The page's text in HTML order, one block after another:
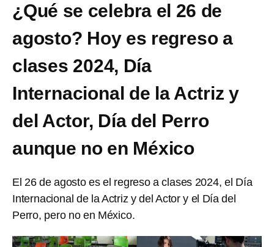
¿Qué se celebra el 26 de
agosto? Hoy es regreso a
clases 2024, Día
Internacional de la Actriz y
del Actor, Día del Perro
aunque no en México
El 26 de agosto es el regreso a clases 2024, el Día
Internacional de la Actriz y del Actor y el Día del
Perro, pero no en México.